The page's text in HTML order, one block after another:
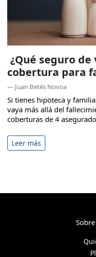
¿Qué seguro
cobertura para
— Juan Betés Novoa
Si tienes hipoteca y
vaya más allá del
coberturas de 4
Leer más